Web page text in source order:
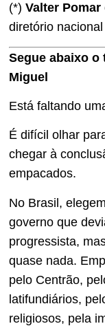
(*) Valter Pomar
diretório
Segue abaixo
Miguel
Está faltando
É difícil olhar
chegar à
empacados.
No Brasil,
governo que
progressista,
quase nada.
pelo Centrão,
latifundiários,
religiosos, pela